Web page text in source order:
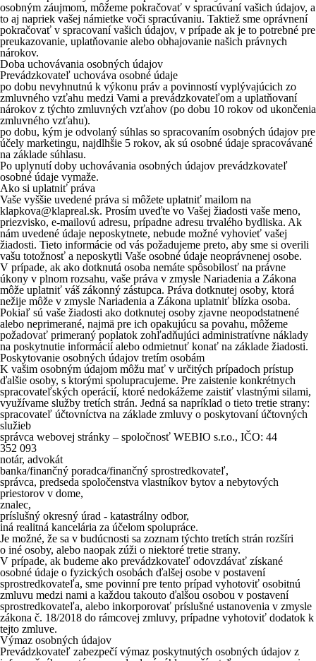
osobným záujmom, môžeme pokračovať v spracúvaní vašich údajov, a
to aj napriek vašej námietke voči spracúvaniu. Taktiež sme oprávnení
pokračovať v spracovaní vašich údajov, v prípade ak je to potrebné pre
preukazovanie, uplatňovanie alebo obhajovanie našich právnych
nárokov.
Doba uchovávania osobných údajov
Prevádzkovateľ uchováva osobné údaje
po dobu nevyhnutnú k výkonu práv a povinností vyplývajúcich zo
zmluvného vzťahu medzi Vami a prevádzkovateľom a uplatňovaní
nárokov z týchto zmluvných vzťahov (po dobu 10 rokov od ukončenia
zmluvného vzťahu).
po dobu, kým je odvolaný súhlas so spracovaním osobných údajov pre
účely marketingu, najdlhšie 5 rokov, ak sú osobné údaje spracovávané
na základe súhlasu.
Po uplynutí doby uchovávania osobných údajov prevádzkovateľ
osobné údaje vymaže.
Ako si uplatniť práva
Vaše vyššie uvedené práva si môžete uplatniť mailom na
klapkova@klapreal.sk. Prosím uveďte vo Vašej žiadosti vaše meno,
priezvisko, e-mailovú adresu, prípadne adresu trvalého bydliska. Ak
nám uvedené údaje neposkytnete, nebude možné vyhovieť vašej
žiadosti. Tieto informácie od vás požadujeme preto, aby sme si overili
vašu totožnosť a neposkytli Vaše osobné údaje neoprávnenej osobe.
V prípade, ak ako dotknutá osoba nemáte spôsobilosť na právne
úkony v plnom rozsahu, vaše práva v zmysle Nariadenia a Zákona
môže uplatniť váš zákonný zástupca. Práva dotknutej osoby, ktorá
nežije môže v zmysle Nariadenia a Zákona uplatniť blízka osoba.
Pokiaľ sú vaše žiadosti ako dotknutej osoby zjavne neopodstatnené
alebo neprimerané, najmä pre ich opakujúcu sa povahu, môžeme
požadovať primeraný poplatok zohľadňujúci administratívne náklady
na poskytnutie informácií alebo odmietnuť konať na základe žiadosti.
Poskytovanie osobných údajov tretím osobám
K vašim osobným údajom môžu mať v určitých prípadoch prístup
ďalšie osoby, s ktorými spolupracujeme. Pre zaistenie konkrétnych
spracovateľských operácií, ktoré nedokážeme zaistiť vlastnými silami,
využívame služby tretích strán. Jedná sa napríklad o tieto tretie strany:
spracovateľ účtovníctva na základe zmluvy o poskytovaní účtovných
služieb
správca webovej stránky – spoločnosť WEBIO s.r.o., IČO: 44
352 093
notár, advokát
banka/finančný poradca/finančný sprostredkovateľ,
správca, predseda spoločenstva vlastníkov bytov a nebytových
priestorov v dome,
znalec,
príslušný okresný úrad - katastrálny odbor,
iná realitná kancelária za účelom spolupráce.
Je možné, že sa v budúcnosti sa zoznam týchto tretích strán rozšíri
o iné osoby, alebo naopak zúži o niektoré tretie strany.
V prípade, ak budeme ako prevádzkovateľ odovzdávať získané
osobné údaje o fyzických osobách ďalšej osobe v postavení
sprostredkovateľa, sme povinní pre tento prípad vyhotoviť osobitnú
zmluvu medzi nami a každou takouto ďalšou osobou v postavení
sprostredkovateľa, alebo inkorporovať príslušné ustanovenia v zmysle
zákona č. 18/2018 do rámcovej zmluvy, prípadne vyhotoviť dodatok k
tejto zmluve.
Výmaz osobných údajov
Prevádzkovateľ zabezpečí výmaz poskytnutých osobných údajov z